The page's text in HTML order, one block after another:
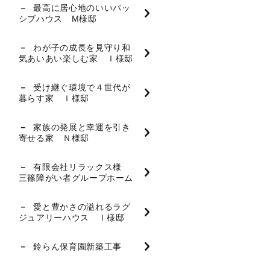
最高に居心地のいいパッ
シブハウス M様邸
わが子の成長を見守り和
気あいあい楽しむ家 Ｉ様邸
受け継ぐ環境で４世代が
暮らす家 Ｉ様邸
家族の発展と幸運を引き
寄せる家 Ｎ様邸
有限会社リラックス様
三篠障がい者グループホーム
愛と豊かさの溢れるラグ
ジュアリーハウス Ⅰ様邸
鈴らん保育園新築工事